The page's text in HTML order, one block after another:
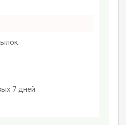
7 дней.